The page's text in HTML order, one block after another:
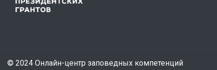
© 2024 Онлайн-центр заповедных компетенций